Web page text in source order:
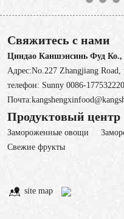
Свяжитесь с нами
Циндао Каншэнсинь Фуд Ко.,
Адрес:No.227 Zhangjiang
телефон: Sunny 0086-
Почта:
Продуктовый центр
Замороженные овощи
Cвежие фрукты
site map